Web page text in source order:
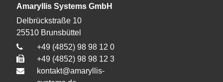
Amaryllis Systems GmbH
Delbrückstraße 10
25510 Brunsbüttel
+49 (4852) 98 98 12 0
+49 (4852) 98 98 12 3
kontakt@amaryllis-